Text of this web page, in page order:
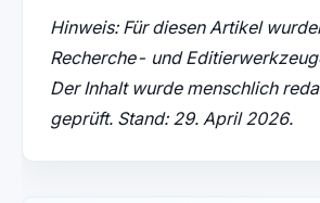
Hinweis: Für diesen Artikel
Recherche- und
Der Inhalt wurde menschlich
geprüft. Stand: 29. April 2026.